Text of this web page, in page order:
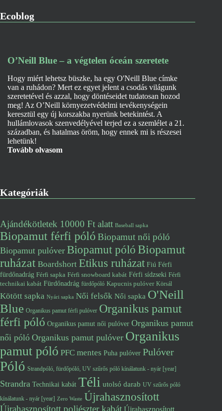
Ecoblog
O’Neill Blue – a végtelen óceán szeretete
Hogy miért lehetsz büszke, ha egy O'Neill Blue címke
van a ruhádon? Mert ez egyet jelent a csodás világunk
szeretetével és azzal, hogy döntéseidet tudatosan hozod
meg! Az O’Neill környezetvédelmi tevékenységein
keresztül egy új korszakba nyerünk betekintést. A
hullámlovasok szenvedélyével terjed ez a szemlélet a 21.
században, és hatalmas öröm, hogy ennek mi is részesei
lehetünk!
Tovább olvasom
Kategóriák
Ajándékötletek 10000 Ft alatt Baseball sapka
Biopamut férfi póló Biopamut női póló
Biopamut pulóver Biopamut pólóBiopamut
ruházat Boardshort Etikus ruházat Fiú Férfi
fürdőnadrág Férfi sapka Férfi snowboard kabát Férfi sídzseki Férfi
technikai kabát Fürdőnadrág fürdőpóló Kapucnis pulóver Körsál
Kötött sapka Nyári sapka Női felsők Női sapka O'Neill
Blue Organikus pamut férfi pulóver Organikus pamut
férfi póló Organikus pamut női pulóver Organikus pamut
női póló Organikus pamut pulóver Organikus
pamut póló PFC mentes Puha pulóver Pulóver
Póló Strandpóló, fürdőpóló, UV szűrős póló kínálatunk - nyár [year]
Strandra Technikai kabát Téli utolsó darab UV szűrős póló
kínálatunk - nyár [year] Zero Waste Újrahasznosított
Újrahasznosított poliészter kabát Újrahasznosított